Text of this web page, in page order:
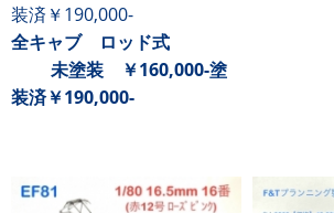
装済 ￥190,000-
全キャブ
ロッド式
未塗装 ￥160,000-塗
装済￥190,000-